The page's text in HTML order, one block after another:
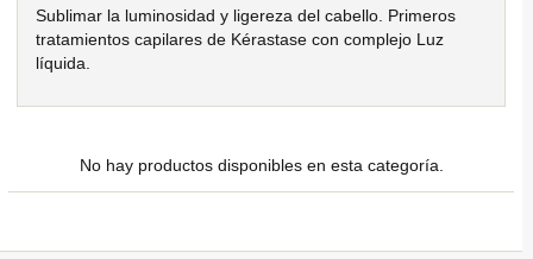
Sublimar la luminosidad y ligereza del cabello. Primeros
tratamientos capilares de Kérastase con complejo Luz
líquida.
No hay productos disponibles en esta categoría.